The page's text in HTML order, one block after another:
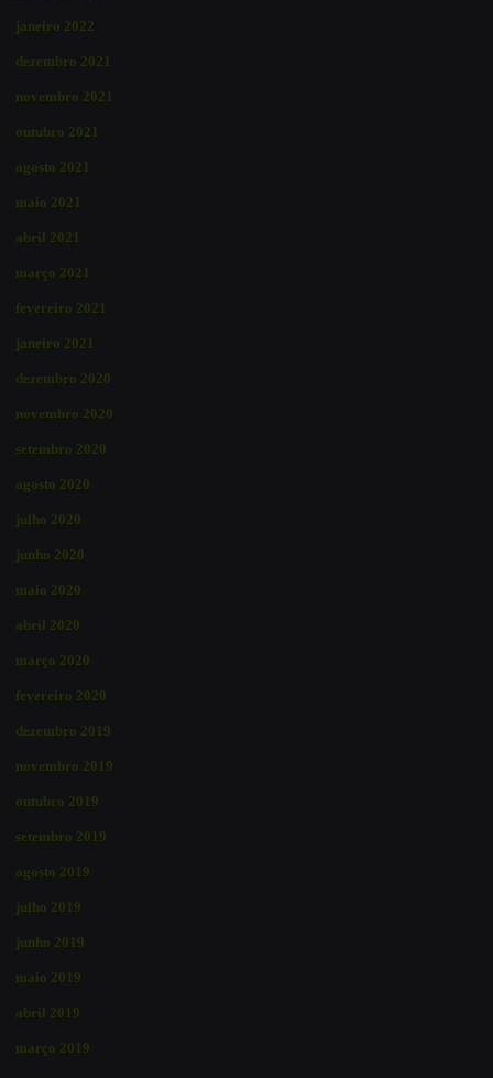
janeiro 2022
dezembro 2021
novembro 2021
outubro 2021
agosto 2021
maio 2021
abril 2021
março 2021
fevereiro 2021
janeiro 2021
dezembro 2020
novembro 2020
setembro 2020
agosto 2020
julho 2020
junho 2020
maio 2020
abril 2020
março 2020
fevereiro 2020
dezembro 2019
novembro 2019
outubro 2019
setembro 2019
agosto 2019
julho 2019
junho 2019
maio 2019
abril 2019
março 2019